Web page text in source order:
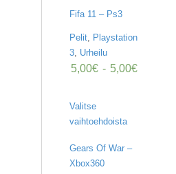
Fifa 11 – Ps3
Pelit, Playstation
3, Urheilu
5,00€ - 5,00€
Valitse
vaihtoehdoista
Gears Of War –
Xbox360